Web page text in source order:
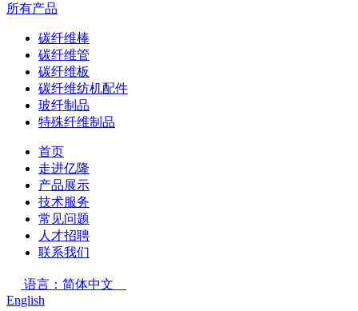
所有产品
碳纤维棒
碳纤维管
碳纤维板
碳纤维纺机配件
玻纤制品
特殊纤维制品
首页
走进亿隆
产品展示
技术服务
常见问题
人才招聘
联系我们
语言：简体中文
English